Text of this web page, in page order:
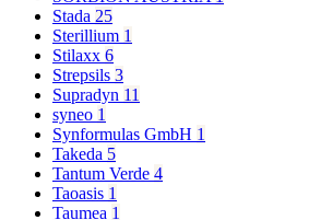
Stada 25
Sterillium 1
Stilaxx 6
Strepsils 3
Supradyn 11
syneo 1
Synformulas GmbH 1
Takeda 5
Tantum Verde 4
Taoasis 1
Taumea 1